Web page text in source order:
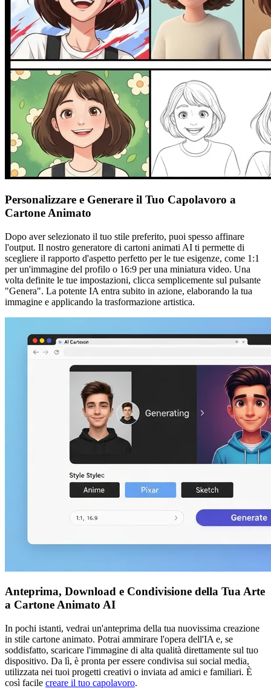
Personalizzare e Generare il Tuo Capolavoro a
Cartone Animato
Dopo aver selezionato il tuo stile preferito, puoi spesso affinare
l'output. Il nostro generatore di cartoni animati AI ti permette di
scegliere il rapporto d'aspetto perfetto per le tue esigenze, come 1:1
per un'immagine del profilo o 16:9 per una miniatura video. Una
volta definite le tue impostazioni, clicca semplicemente sul pulsante
"Genera". La potente IA entra subito in azione, elaborando la tua
immagine e applicando la trasformazione artistica.
Anteprima, Download e Condivisione della Tua Arte
a Cartone Animato AI
In pochi istanti, vedrai un'anteprima della tua nuovissima creazione
in stile cartone animato. Potrai ammirare l'opera dell'IA e, se
soddisfatto, scaricare l'immagine di alta qualità direttamente sul tuo
dispositivo. Da lì, è pronta per essere condivisa sui social media,
utilizzata nei tuoi progetti creativi o inviata ad amici e familiari. È
così facile creare il tuo capolavoro.